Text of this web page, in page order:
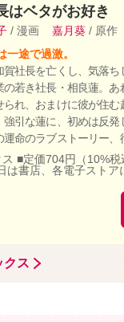
はベタがお好き
/ 漫画 嘉月葵 / 原作
一途で過激。
賀社長を亡くし、気落
の若き社長・相良蓮。
られ、おまけに彼が住
強引な蓮に、初めは
運命のラブストーリー、
■定価704円（10%
は書店、各電子ストア
クス